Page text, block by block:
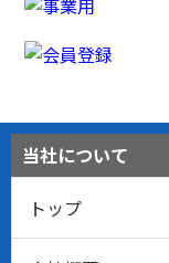
当社について
トップ